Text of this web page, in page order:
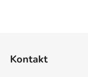
Kontakt